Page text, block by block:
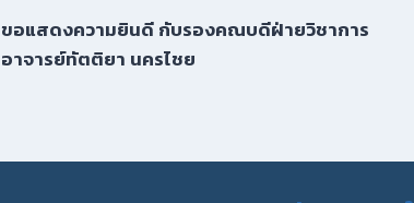
ขอแสดงความยินดี กับรองคณบดีฝ่ายวิชาการ
อาจารย์ทัตติยา นครไชย